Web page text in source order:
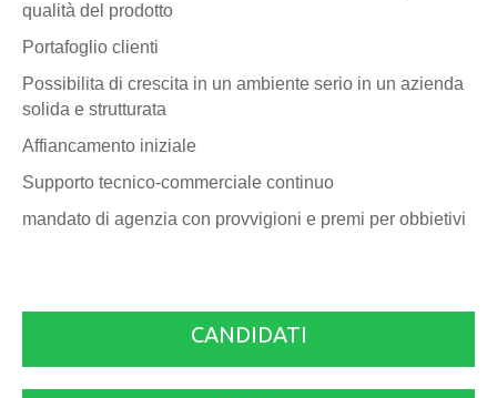
qualità del prodotto
Portafoglio clienti
Possibilita di crescita in un ambiente serio in un azienda
solida e strutturata
Affiancamento iniziale
Supporto tecnico-commerciale continuo
mandato di agenzia con provvigioni e premi per obbietivi
CANDIDATI